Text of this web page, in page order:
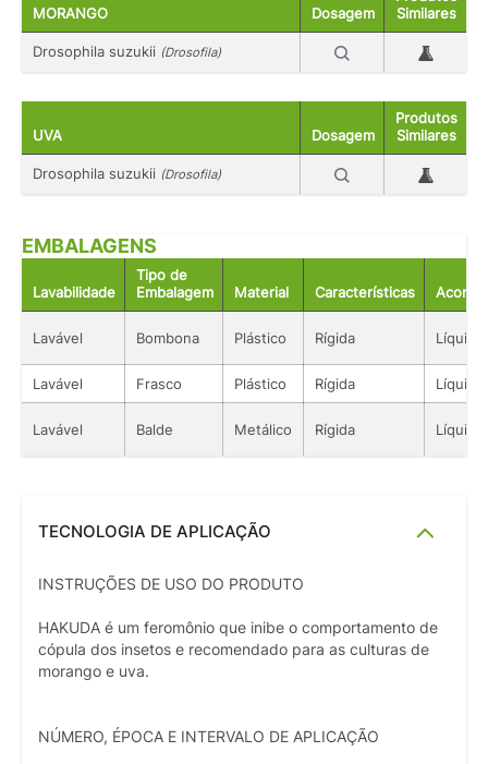
MORANGO Dosagem
Similares
Drosophila suzukii (Drosofila)
UVA Dosagem
Produtos
Similares
Drosophila suzukii (Drosofila)
EMBALAGENS
Lavabilidade
Tipo de
Embalagem
Material Características
Lavável Bombona Plástico Rígida Líquido
Lavável Frasco Plástico Rígida Líquido
Lavável Balde Metálico Rígida Líquido
TECNOLOGIA DE APLICAÇÃO
INSTRUÇÕES DE USO DO PRODUTO
HAKUDA é um feromônio que inibe o comportamento de
cópula dos insetos e recomendado para as culturas de
morango e uva.
NÚMERO, ÉPOCA E INTERVALO DE APLICAÇÃO